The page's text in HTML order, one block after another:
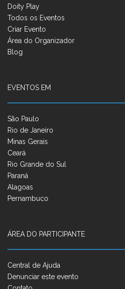
Doity Play
Todos os Eventos
Criar Evento
Área do Organizador
Blog
EVENTOS EM
São Paulo
Rio de Janeiro
Minas Gerais
Ceará
Rio Grande do Sul
Paraná
Alagoas
Pernambuco
ÁREA DO PARTICIPANTE
Central de Ajuda
Denunciar este evento